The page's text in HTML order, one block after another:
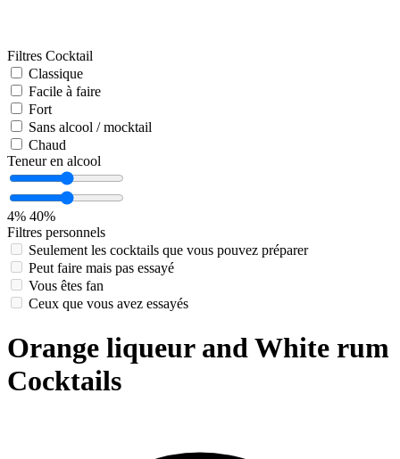
Filtres Cocktail
Classique
Facile à faire
Fort
Sans alcool / mocktail
Chaud
Teneur en alcool
4% 40%
Filtres personnels
Seulement les cocktails que vous pouvez préparer
Peut faire mais pas essayé
Vous êtes fan
Ceux que vous avez essayés
Orange liqueur and White rum
Cocktails